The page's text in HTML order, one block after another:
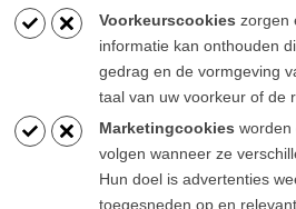
Voorkeurscookies zorgen
informatie kan onthouden
gedrag en de vormgeving
taal van uw voorkeur of de
Marketingcookies worden
volgen wanneer ze
Hun doel is advertenties
toegesneden op en
BLIJF OP DE HOOGTE